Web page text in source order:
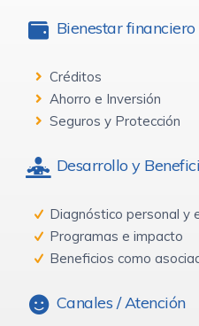
Bienestar financiero
Créditos
Ahorro e Inversión
Seguros y Protección
Desarrollo y
Diagnóstico personal y
Programas e impacto
Beneficios como
Canales / Atención